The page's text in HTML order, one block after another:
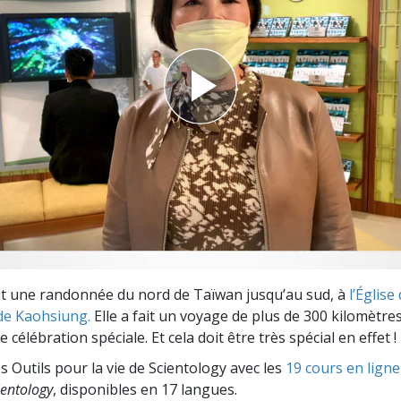
?
une randonnée du nord de Taïwan jusqu’au sud, à l’Église
Kaohsiung. Elle a fait un voyage de plus de 300
célébration spéciale. Et cela doit être très spécial en effet !
Outils pour la vie de Scientology avec les 19 cours en
, disponibles en 17 langues.